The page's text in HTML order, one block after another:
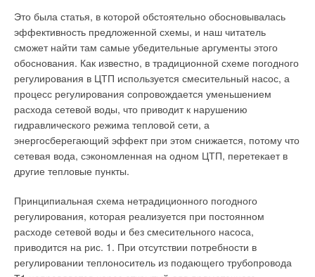
Это была статья, в которой обстоятельно обосновывалась
эффективность предложенной схемы, и наш читатель
сможет найти там самые убедительные аргументы этого
обоснования. Как известно, в традиционной схеме погодного
регулирования в ЦТП используется смесительный насос, а
процесс регулирования сопровождается уменьшением
расхода сетевой воды, что приводит к нарушению
гидравлического режима тепловой сети, а
энергосберегающий эффект при этом снижается, потому что
сетевая вода, сэкономленная на одном ЦТП, перетекает в
другие тепловые пункты.
Принципиальная схема нетрадиционного погодного
регулирования, которая реализуется при постоянном
расходе сетевой воды и без смесительного насоса,
приводится на рис. 1. При отсутствии потребности в
регулировании теплоноситель из подающего трубопровода
а без них новации невозможны. Также еще предстоит
принять закон о теплоснабжении — он ожидается лишь к
осени следующего года. Впрочем, ряд регионов (в частности
Москва) войдут в пилотный проект.
Власти столицы и сами хотят перейти на двухставочный
тариф уже с 1 апреля 2009 г., чтобы отрегулировать его к
отопительному сезону следующего года. Чтобы ускорить ход
реформы, руководители холдинга «Комплексные
энергетические системы» (КЭС), контролирующего
энергетические мощности в ряде регионов России, в
прописать установку счетчиков в законе, как это уже сделано
в европейских странах: те, кто не установит прибор, будут
подвергаться штрафу.
Инвесторы не будут опасаться
хороший дизайн. С экономичным бытовым универсальным
котлом, имеющим габаритные размеры 300×600×1100 мм,
который при сжигании дров нагревает 4 м3 воды до
температуры 90–95 °C за 3–4 ч в зависимости от
температуры внешнего воздуха, применяя радиаторы-
аккумуляторы, можно отопить здание до 700 м2.
Экономичные бытовые универсальные котлы, радиаторы-
аккумуляторы, системы отопления с включением радиаторов
аккумуляторов в зданиях любой площади и этажности под
естественную циркуляцию теплоносителя разработаны
Читайте по теме:
Инверторные накопительные водонагреватели Royal
Thermo: чем отличаются три серии